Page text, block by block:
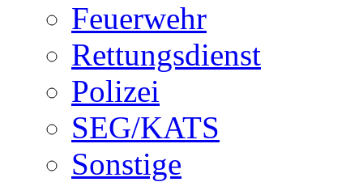
Feuerwehr
Rettungsdienst
Polizei
SEG/KATS
Sonstige